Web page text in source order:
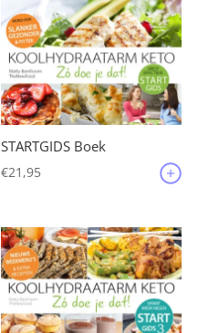
STARTGIDS Boek
€21,95